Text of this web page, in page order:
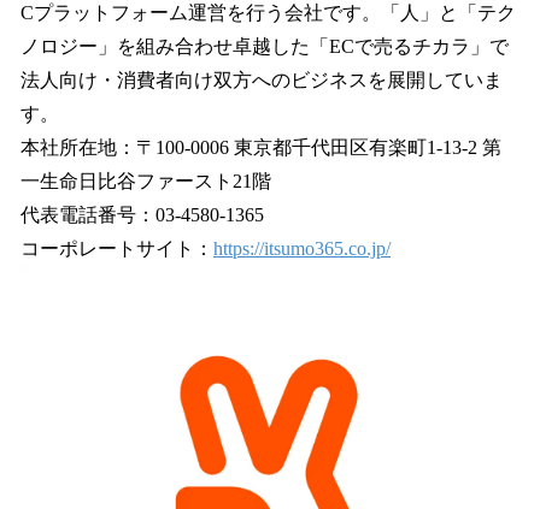
Cプラットフォーム運営を行う会社です。「人」と「テク
ノロジー」を組み合わせ卓越した「ECで売るチカラ」で
法人向け・消費者向け双方へのビジネスを展開していま
す。
本社所在地：〒100-0006 東京都千代田区有楽町1-13-2 第
一生命日比谷ファースト21階
代表電話番号：03-4580-1365
コーポレートサイト： https://itsumo365.co.jp/